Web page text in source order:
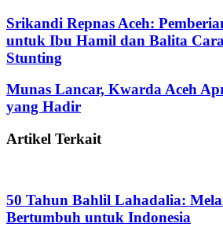
Srikandi Repnas Aceh:
untuk Ibu Hamil dan Balita
Stunting
Munas Lancar, Kwarda Aceh
yang Hadir
Artikel Terkait
50 Tahun Bahlil Lahadalia:
Bertumbuh untuk Indonesia